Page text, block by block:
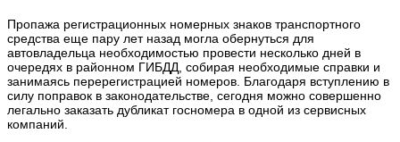
Пропажа регистрационных номерных знаков транспортного
средства еще пару лет назад могла обернуться для
автовладельца необходимостью провести несколько дней в
очередях в районном ГИБДД, собирая необходимые справки и
занимаясь перерегистрацией номеров. Благодаря вступлению в
силу поправок в законодательстве, сегодня можно совершенно
легально заказать дубликат госномера в одной из сервисных
компаний.